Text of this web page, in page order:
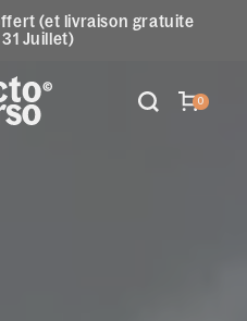
(et livraison gratuite
Juillet)
0